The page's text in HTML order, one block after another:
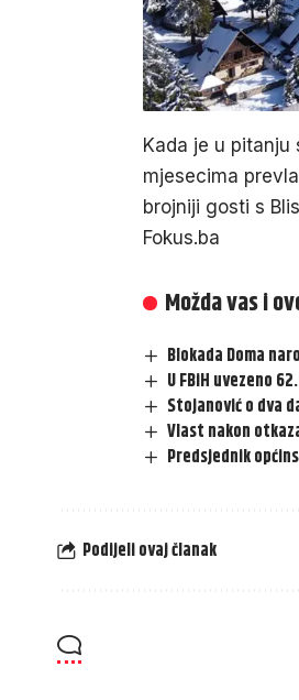
Kada je u
mjesecima
brojniji gosti s
Fokus.ba
Možda vas i
Blokada Doma
U FBiH uvezeno
Stojanović o dva
Vlast nakon
Predsjednik
Podijeli ovaj članak